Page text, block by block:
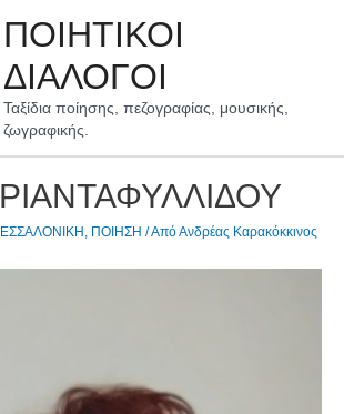
ΠΟΙΗΤΙΚΟΙ
ΔΙΑΛΟΓΟΙ
Ταξίδια ποίησης, πεζογραφίας, μουσικής,
ζωγραφικής.
, ΠΟΙΗΣΗ / ΑπόΑνδρέας Καρακόκκινος